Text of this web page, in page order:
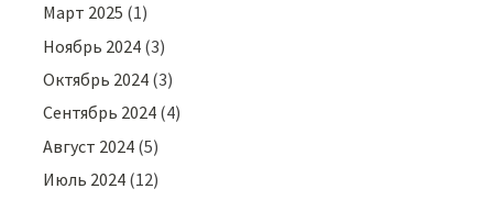
Март 2025 (1)
Ноябрь 2024 (3)
Октябрь 2024 (3)
Сентябрь 2024 (4)
Август 2024 (5)
Июль 2024 (12)